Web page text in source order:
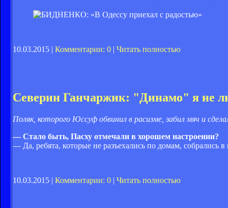
10.03.2015 | Комментарии: 0 | Читать полностью
Северин Ганчаржик: "Динамо" я не
Поляк, которого Юссуф обвинил в расизме, забил мяч и
— Стало быть, Пасху отмечали в хорошем настроении?
— Да, ребята, которые не разъехались по домам, собрались
10.03.2015 | Комментарии: 0 | Читать полностью